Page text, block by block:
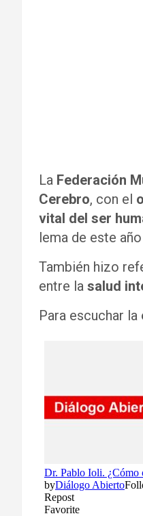
La Federación
Cerebro, con el
vital del ser
lema de este año
También hizo
entre la salud
Para escuchar la